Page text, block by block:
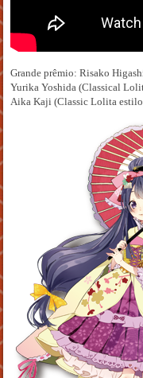
Grande prêmio: Risako
Yurika Yoshida (Classical
Aika Kaji (Classic Lolita estilo